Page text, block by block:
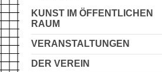
KUNST IM ÖFFENTLICHEN
RAUM
VERANSTALTUNGEN
DER VEREIN